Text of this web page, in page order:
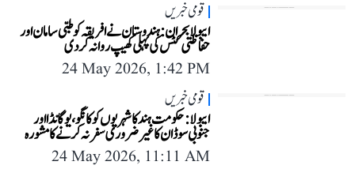
قومی خبریں
ایبولا بحران: ہندوستان نے افریقہ کو طبی سامان اور
حفاظتی کٹس کی پہلی کھیپ روانہ کر دی
24 May 2026, 1:42 PM
قومی خبریں
ایبولا: حکومت ہند کا شہریوں کو کانگو، یوگانڈا اور
جنوبی سوڈان کا غیر ضروری سفر نہ کرنے کا مشورہ
24 May 2026, 11:11 AM